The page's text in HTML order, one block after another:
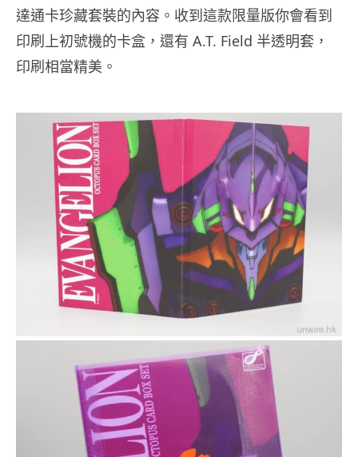
達通卡珍藏套裝的內容。收到這款限量版你會看到
印刷上初號機的卡盒，還有 A.T. Field 半透明套，
印刷相當精美。